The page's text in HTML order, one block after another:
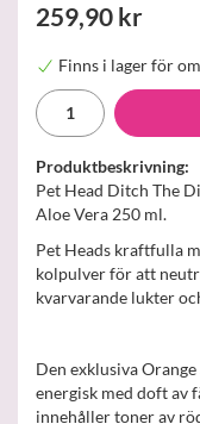
259,90 kr
Finns i lager för
Produktbeskrivning:
Pet Head Ditch The
Aloe Vera 250 ml.
Pet Heads kraftfulla
kolpulver för att
kvarvarande lukter
Den exklusiva
energisk med doft av
innehåller toner av